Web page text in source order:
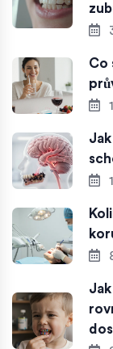
Co